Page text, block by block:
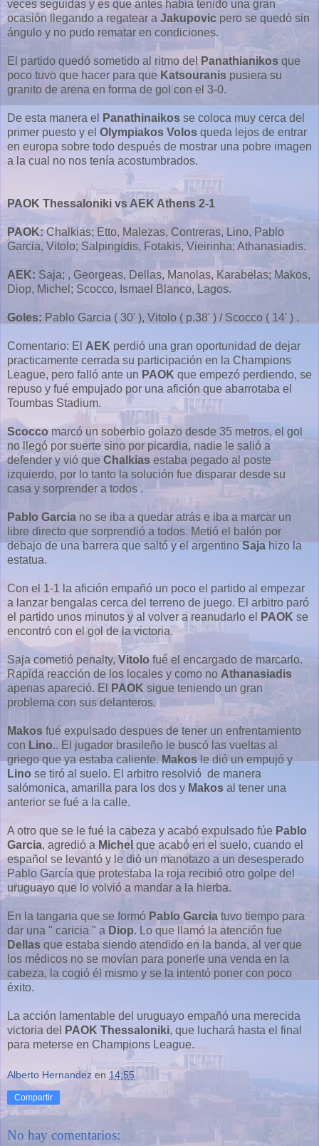
veces seguidas y es que antes habia tenido una gran
ocasión llegando a regatear a Jakupovic pero se quedó sin
ángulo y no pudo rematar en condiciones.
El partido quedó sometido al ritmo del Panathianikos que
poco tuvo que hacer para que Katsouranis pusiera su
granito de arena en forma de gol con el 3-0.
De esta manera el Panathinaikos se coloca muy cerca del
primer puesto y el Olympiakos Volos queda lejos de entrar
en europa sobre todo después de mostrar una pobre imagen
a la cual no nos tenía acostumbrados.
PAOK Thessaloniki vs AEK Athens 2-1
PAOK:Chalkias; Etto, Malezas, Contreras, Lino, Pablo
Garcia, Vitolo; Salpingidis, Fotakis, Vieirinha; Athanasiadis.
AEK: Saja; , Georgeas, Dellas, Manolas, Karabelas; Makos,
Diop, Michel; Scocco, Ismael Blanco, Lagos.
Goles: Pablo Garcia ( 30' ), Vitolo ( p.38' ) / Scocco ( 14' ) .
Comentario: El AEK perdió una gran oportunidad de dejar
practicamente cerrada su participación en la Champions
League, pero falló ante un PAOK que empezó perdiendo, se
repuso y fué empujado por una afición que abarrotaba el
Toumbas Stadium.
Scocco marcó un soberbio golazo desde 35 metros, el gol
no llegó por suerte sino por picardia, nadie le salió a
defender y vió que Chalkias estaba pegado al poste
izquierdo, por lo tanto la solución fue disparar desde su
casa y sorprender a todos .
Pablo Garcia no se iba a quedar atrás e iba a marcar un
libre directo que sorprendió a todos. Metió el balón por
debajo de una barrera que saltó y el argentinoSajahizo la
estatua.
Con el 1-1 la afición empañó un poco el partido al empezar
a lanzar bengalas cerca del terreno de juego. El arbitro paró
el partido unos minutos y al volver a reanudarlo el
PAOK se
encontró con el gol de la victoria.
Saja cometió penalty, Vitolofué el encargado de marcarlo.
Rapida reacción de los locales y como no Athanasiadis
apenas apareció. El
PAOK sigue teniendo un gran
problema con sus delanteros.
Makos fué expulsado despues de tener un enfrentamiento
con Lino.. El jugador brasileño le buscó las vueltas al
griego que ya estaba caliente.Makosle dió un empujó y
Lino se tiró al suelo. El arbitro resolvió de manera
salómonica, amarilla para los dos y Makos al tener una
anterior se fué a la calle.
A otro que se le fué la cabeza y acabó expulsado fúe Pablo
Garcia, agredió a Michelque acabó en el suelo, cuando el
español se levantó y le dió un manotazo a un desesperado
Pablo García que protestaba la roja recibió otro golpe del
uruguayo que lo volvió a mandar a la hierba.
En la tangana que se formó Pablo Garciatuvo tiempo para
dar una " caricia " a Diop. Lo que llamó la atención fue
Dellas que estaba siendo atendido en la banda, al ver que
los médicos no se movían para ponerle una venda en la
cabeza, la cogió él mismo y se la intentó poner con poco
éxito.
La acción lamentable del uruguayo empañó una merecida
victoria del
PAOK Thessaloniki, que luchará hasta el final
para meterse en Champions League.
Alberto Hernandez en 14:55
Compartir
No hay comentarios: